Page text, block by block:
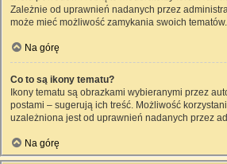
Zależnie od uprawnień nadanych przez
może mieć możliwość zamykania swoich tematów.
Na górę
Co to są ikony tematu?
Ikony tematu są obrazkami wybieranymi przez
postami – sugerują ich treść. Możliwość
uzależniona jest od uprawnień nadanych przez
Na górę